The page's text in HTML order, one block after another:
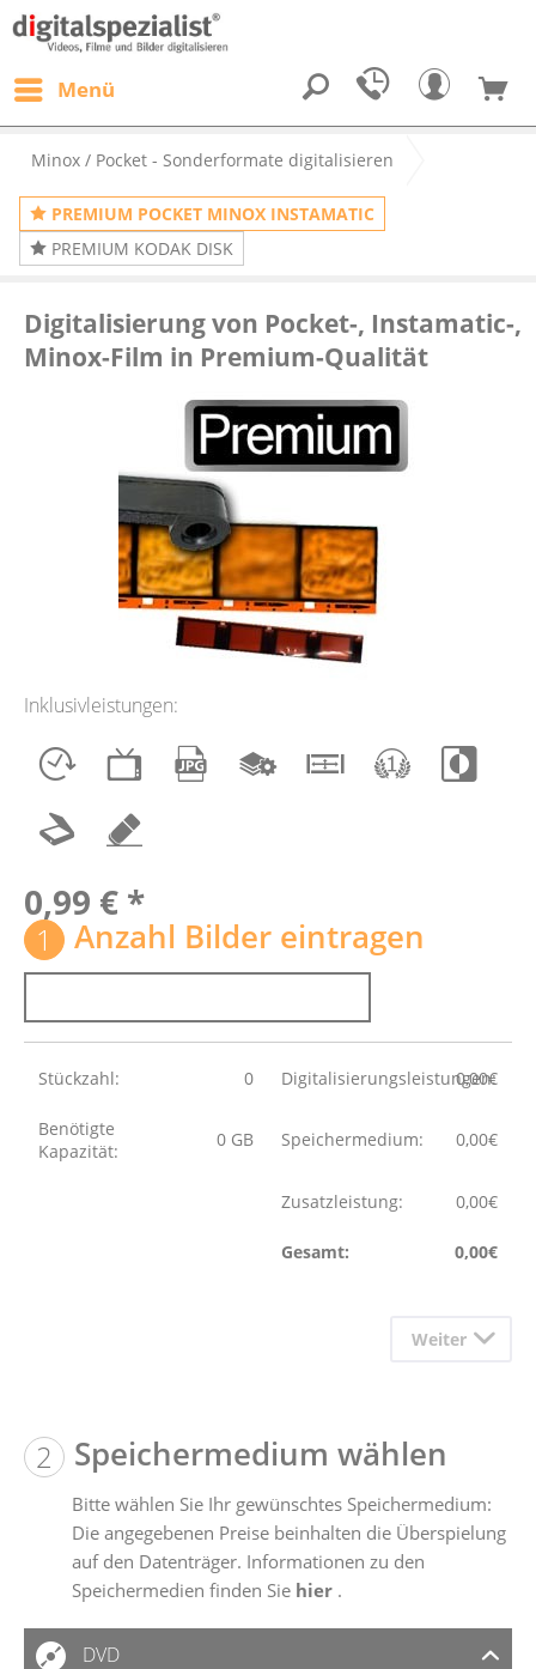
Menü
Minox / Pocket - Sonderformate digitalisieren
PREMIUM POCKET MINOX INSTAMATIC
PREMIUM KODAK DISK
Digitalisierung von Pocket-, Instamatic-,
Minox-Film in Premium-Qualität
Inklusivleistungen:
0,99 € *
Anzahl Bilder eintragen
Stückzahl: 0 Digitalisierungsleistungen:
0,00€
Benötigte
Kapazität:
0 GB Speichermedium: 0,00€
Zusatzleistung: 0,00€
Gesamt: 0,00€
Weiter
Speichermedium wählen
Bitte wählen Sie Ihr gewünschtes Speichermedium:
Die angegebenen Preise beinhalten die Überspielung
auf den Datenträger. Informationen zu den
Speichermedien finden Sie hier .
DVD